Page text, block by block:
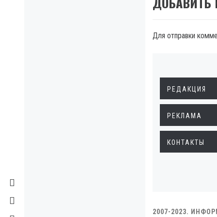
Для отправки
РЕДАКЦИЯ
РЕКЛАМА
КОНТАКТЫ
2007-2023.